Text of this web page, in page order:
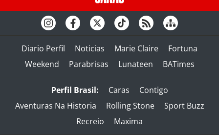
Diario Perfil Noticias Marie Claire
Fortuna
Weekend
Parabrisas Lunateen BATimes
Perfil Brasil: Caras
Contigo
Aventuras Na Historia
Rolling Stone
Sport Buzz
Recreio
Maxima